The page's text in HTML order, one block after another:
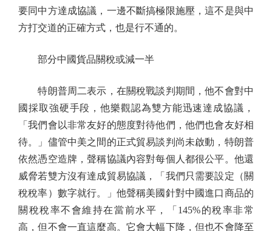
要同中方達成協議，一邊不斷搞極限施壓，這不是與中
方打交道的正確方式，也是行不通的。
部分中國貨品關稅或減一半
特朗普周二表示，在關稅戰談判期間，他不會對中
國採取強硬手段，他樂觀認為雙方能迅速達成協議，
「我們會以非常友好的態度對待他們，他們也會友好相
待。」儘管中美之間的正式貿易談判尚未啟動，特朗普
依然憑空造牌，聲稱協議內容對每個人都很公平。他還
威脅若雙方沒有達成貿易協議，「我們只需要設定（關
稅稅率）數字就行。」他聲稱美國針對中國進口商品的
關稅稅率不會維持在當前水平，「145%的稅率非常
高，但不會一直這麼高。它會大幅下降，但也不會降至